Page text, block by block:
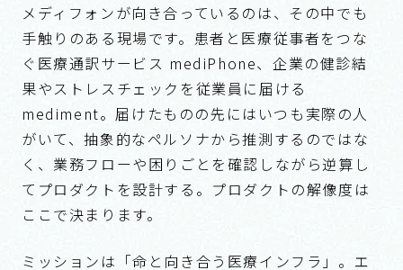
く、業務フローや困りごとを確認しながら逆算し
てプロダクトを設計する。プロダクトの解像度は
ここで決まります。
ミッションは「命と向き合う医療インフラ」。エ
ンジニアの仕事に翻訳すれば、出身地・言語・所
属組織の規模に縛られず、必要な医療が必要な人
に届く状態を「テック企業」としてエンジニアリ
ングで作っていく、ということです。
開発組織のカルチャーとして目指しているのは、